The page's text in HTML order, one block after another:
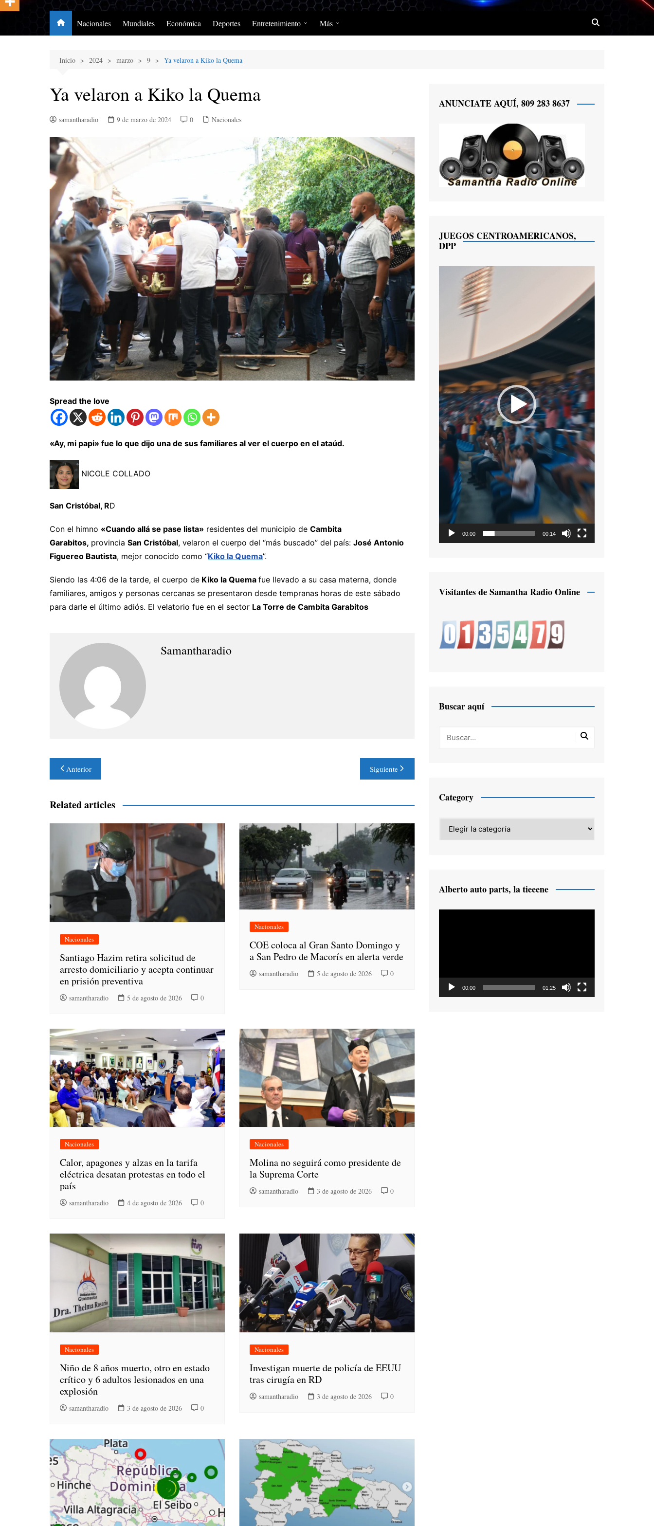
Nacionales Mundiales Económica Deportes Entretenimiento Más
Inicio 2024 marzo 9 Ya velaron a Kiko la Quema
Ya velaron a Kiko la Quema
samantharadio 9 de marzo de 2024 0 Nacionales
Spread the love
«Ay, mi papi» fue lo que dijo una de sus familiares al ver el cuerpo en el ataúd.
NICOLE COLLADO
San Cristóbal, RD
Con el himno «Cuando allá se pase lista» residentes del municipio de Cambita
Garabitos, provincia San Cristóbal, velaron el cuerpo del “más buscado” del país: José Antonio
Figuereo Bautista, mejor conocido como “Kiko la Quema”.
Siendo las 4:06 de la tarde, el cuerpo de Kiko la Quema fue llevado a su casa materna, donde
familiares, amigos y personas cercanas se presentaron desde tempranas horas de este sábado
para darle el último adiós. El velatorio fue en el sector La Torre de Cambita Garabitos
Samantharadio
Navegación
de
entradas
Anterior Siguiente
Related articles
Nacionales
Santiago Hazim retira solicitud de
arresto domiciliario y acepta continuar
en prisión preventiva
samantharadio 5 de agosto de 2026 0
Nacionales
COE coloca al Gran Santo Domingo y
a San Pedro de Macorís en alerta verde
samantharadio 5 de agosto de 2026 0
Nacionales
Calor, apagones y alzas en la tarifa
eléctrica desatan protestas en todo el
país
samantharadio 4 de agosto de 2026 0
Nacionales
Molina no seguirá como presidente de
la Suprema Corte
samantharadio 3 de agosto de 2026 0
Nacionales
Niño de 8 años muerto, otro en estado
crítico y 6 adultos lesionados en una
explosión
samantharadio 3 de agosto de 2026 0
Nacionales
Investigan muerte de policía de EEUU
tras cirugía en RD
samantharadio 3 de agosto de 2026 0
ANUNCIATE AQUÍ, 809 283 8637
JUEGOS CENTROAMERICANOS,
DPP
Reproductor
00:00 00:14
Visitantes de Samantha Radio Online
Buscar aquí
Category
Alberto auto parts, la tieeene
00:00 01:25